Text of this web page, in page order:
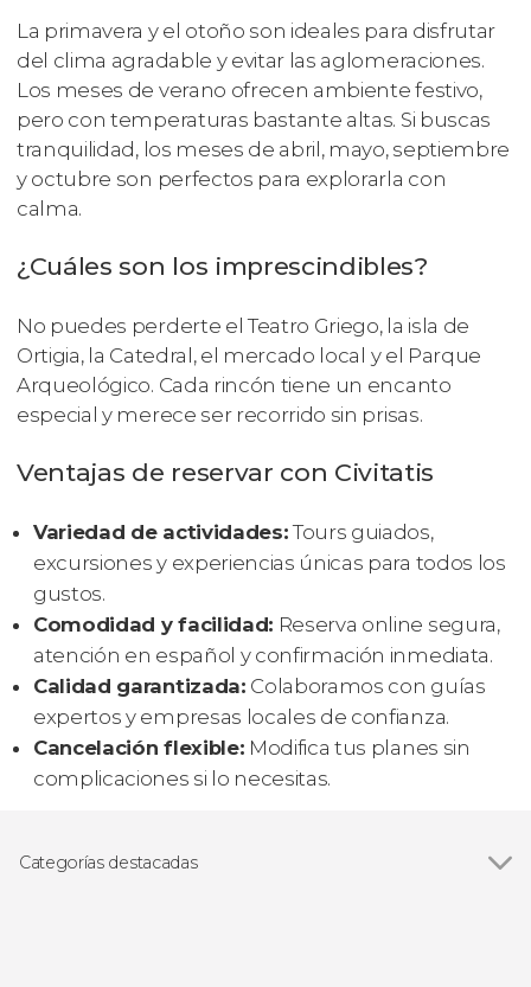
La primavera y el otoño son ideales para disfrutar
del clima agradable y evitar las aglomeraciones.
Los meses de verano ofrecen ambiente festivo,
pero con temperaturas bastante altas. Si buscas
tranquilidad, los meses de abril, mayo, septiembre
y octubre son perfectos para explorarla con
calma.
¿Cuáles son los imprescindibles?
No puedes perderte el Teatro Griego, la isla de
Ortigia, la Catedral, el mercado local y el Parque
Arqueológico. Cada rincón tiene un encanto
especial y merece ser recorrido sin prisas.
Ventajas de reservar con Civitatis
Variedad de actividades:Tours guiados,
excursiones y experiencias únicas para todos los
gustos.
Comodidad y facilidad: Reserva online segura,
atención en español y confirmación inmediata.
Calidad garantizada: Colaboramos con guías
expertos y empresas locales de confianza.
Cancelación flexible: Modifica tus planes sin
complicaciones si lo necesitas.
Categorías destacadas